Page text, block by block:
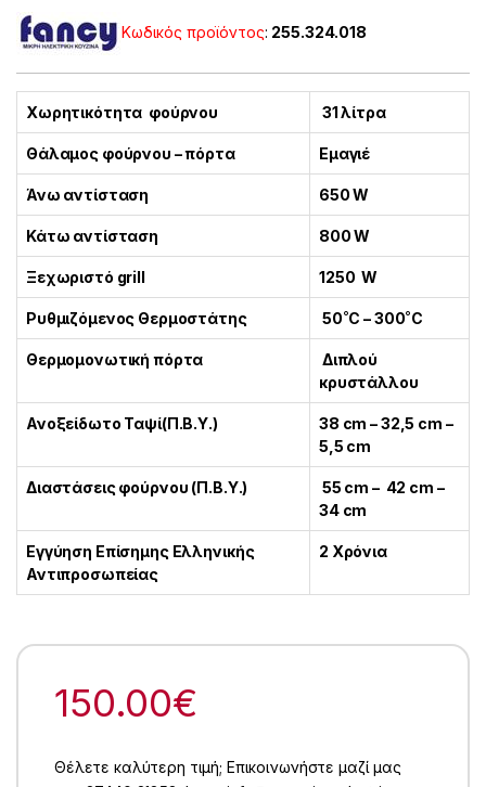
Κωδικός προϊόντος: 255.324.018
Χωρητικότητα φούρνου 31 λίτρα
Θάλαμος φούρνου – πόρτα Εμαγιέ
Άνω αντίσταση 650 W
Κάτω αντίσταση 800 W
Ξεχωριστό grill 1250 W
Ρυθμιζόμενος Θερμοστάτης 50˚C – 300˚C
Θερμομονωτική πόρτα
Διπλού
κρυστάλλου
Ανοξείδωτο Ταψί(Π.Β.Υ.)
38 cm – 32,5 cm –
5,5 cm
Διαστάσεις φούρνου (Π.Β.Υ.)
55 cm – 42 cm –
34 cm
Εγγύηση Επίσημης Ελληνικής
Αντιπροσωπείας
2 Χρόνια
150.00€
Θέλετε καλύτερη τιμή; Επικοινωνήστε μαζί μας